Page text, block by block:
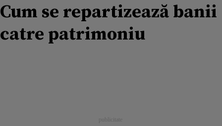
Cum se repartizează banii
catre patrimoniu